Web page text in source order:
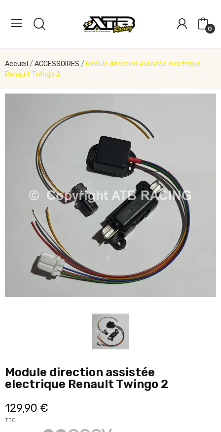
0
Accueil ACCESSOIRES
Module direction assistée electrique
Renault Twingo 2
Module direction assistée
electrique Renault Twingo 2
129,90 €
TTC